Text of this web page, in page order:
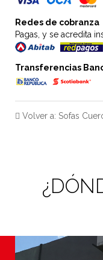
Redes de cobranza
Pagas, y se acredita
Transferencias
Volver a: Sofas